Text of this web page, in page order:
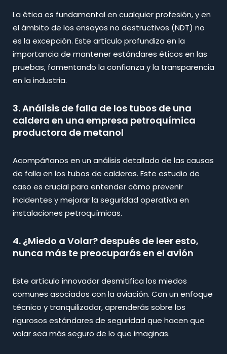
La ética es fundamental en cualquier profesión, y en
el ámbito de los ensayos no destructivos (NDT) no
es la excepción. Este artículo profundiza en la
importancia de mantener estándares éticos en las
pruebas, fomentando la confianza y la transparencia
en la industria.
3. Análisis de falla de los tubos de una
caldera en una empresa petroquímica
productora de metanol
Acompáñanos en un análisis detallado de las causas
de falla en los tubos de calderas. Este estudio de
caso es crucial para entender cómo prevenir
incidentes y mejorar la seguridad operativa en
instalaciones petroquímicas.
4. ¿Miedo a Volar? después de leer esto,
nunca más te preocuparás en el avión
Este artículo innovador desmitifica los miedos
comunes asociados con la aviación. Con un enfoque
técnico y tranquilizador, aprenderás sobre los
rigurosos estándares de seguridad que hacen que
volar sea más seguro de lo que imaginas.